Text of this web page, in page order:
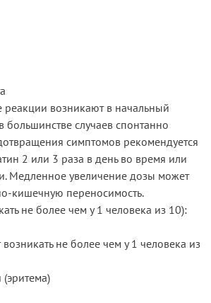
реакции возникают в начальный
большинстве случаев спонтанно
симптомов рекомендуется
2 или 3 раза в день во время или
Медленное увеличение дозы может
кишечную переносимость.
не более чем у 1 человека из 10):
не более чем у 1 человека из